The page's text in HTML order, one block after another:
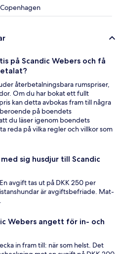
på Scandic Webers och få
återbetalningsbara rumspriser,
Om du har bokat ett fullt
kan detta avbokas fram till några
på boendets
du läser igenom boendets
reda på vilka regler och villkor som
sig husdjur till Scandic
avgift tas ut på DKK 250 per
är avgiftsbefriade. Mat-
Webers angett för in- och
in fram till: när som helst. Det